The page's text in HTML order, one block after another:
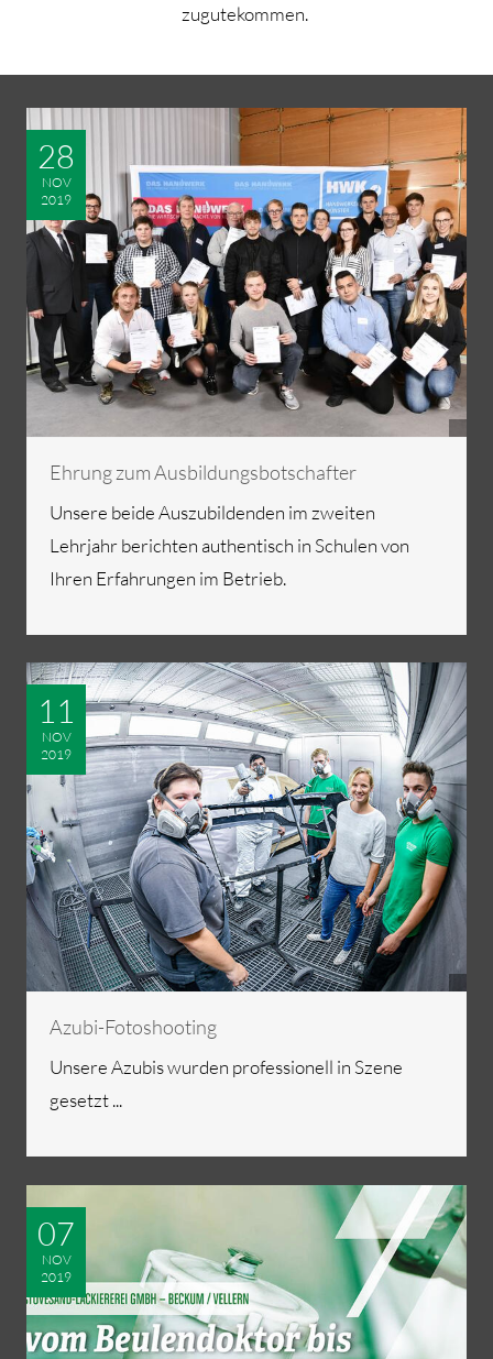
zugutekommen.
28
NOV
2019
Ehrung zum Ausbildungsbotschafter
Unsere beide Auszubildenden im zweiten
Lehrjahr berichten authentisch in Schulen von
Ihren Erfahrungen im Betrieb.
11
NOV
2019
Azubi-Fotoshooting
Unsere Azubis wurden professionell in Szene
gesetzt ...
07
NOV
2019